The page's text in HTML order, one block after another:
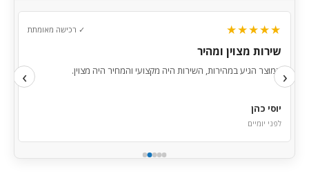
‹
★★★★★
המוצר הגיע במהירות, השירות השאלות והמשלוח הגיע בזמן.
›